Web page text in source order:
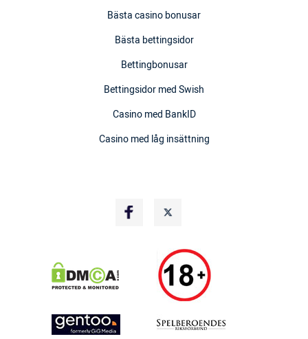
Bästa casino bonusar
Bästa bettingsidor
Bettingbonusar
Bettingsidor med Swish
Casino med BankID
Casino med låg insättning